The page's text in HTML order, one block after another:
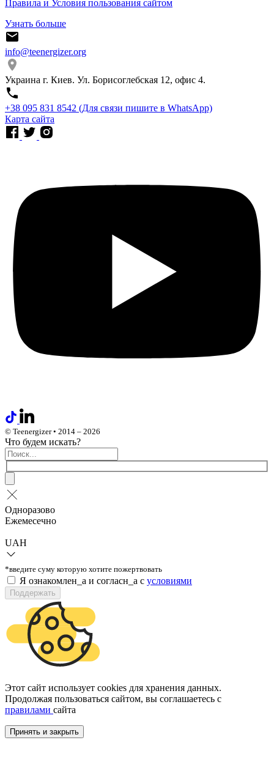
Правила и Условия пользования сайтом
Узнать больше
info@teenergizer.org
Украина г. Киев. Ул. Борисоглебская 12, офис 4.
⁨+38 095 831 8542⁩ (Для связи пишите в WhatsApp)
Карта сайта
© Teenergizer • 2014 – 2026
Что будем искать?
Одноразово
Ежемесечно
UAH
*введите суму которую хотите пожертвовать
Я ознакомлен_а и согласн_а c условиями
Поддержать
Этот сайт использует cookies для хранения данных.
Продолжая пользоваться сайтом, вы соглашаетесь с
правилами сайта
Принять и закрыть